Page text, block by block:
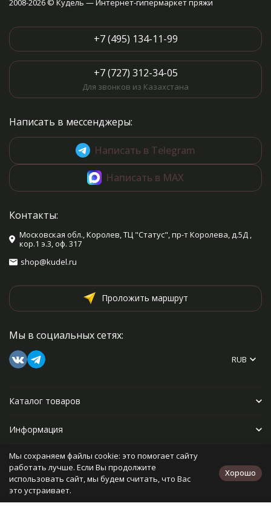
2008-2026 © Кудель — Интернет-гипермаркет пряжи
+7 (495) 134-11-99
+7 (727) 312-34-05
Для звонков из Казахстана
Написать в мессенджеры:
Написать в Telegram
Написать в MAX
Контакты:
Московская обл., Королев, ТЦ "Статус", пр-т Королева, д.5Д ,
кор.1 э.3, оф. 317
shop@kudel.ru
Проложить маршрут
Мы в социальных сетях:
RUB
Каталог товаров
Информация
Прочее
Политика персональных данных
Мы сохраняем файлы cookie: это помогает сайту
работать лучше. Если Вы продолжите
использовать сайт, мы будем считать, что Вас
это устраивает.
Хорошо